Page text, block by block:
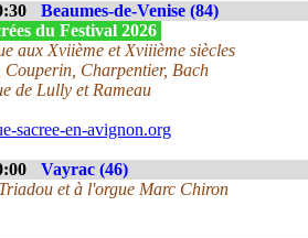
Beaumes-de-Venise (84)
du Festival 2026
aux Xviième et Xviiième siècles
Couperin, Charpentier, Bach
de Lully et Rameau
sacree-en-avignon.org
Vayrac (46)
et à l'orgue Marc Chiron